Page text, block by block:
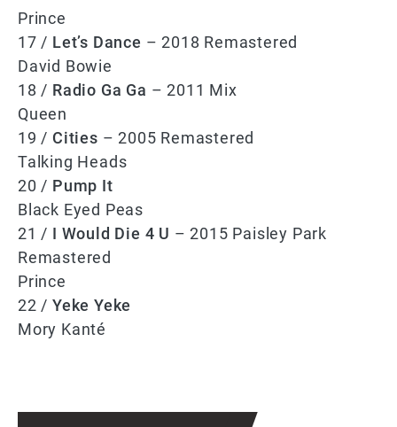
Prince
17 / Let’s Dance – 2018 Remastered
David Bowie
18 / Radio Ga Ga – 2011 Mix
Queen
19 / Cities – 2005 Remastered
Talking Heads
20 / Pump It
Black Eyed Peas
21 / I Would Die 4 U – 2015 Paisley Park
Remastered
Prince
22 / Yeke Yeke
Mory Kanté